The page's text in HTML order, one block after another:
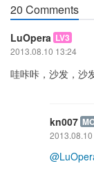
20 Comments
LuOpera LV3
2013.08.10 13:24
哇咔咔，沙发，
kn007